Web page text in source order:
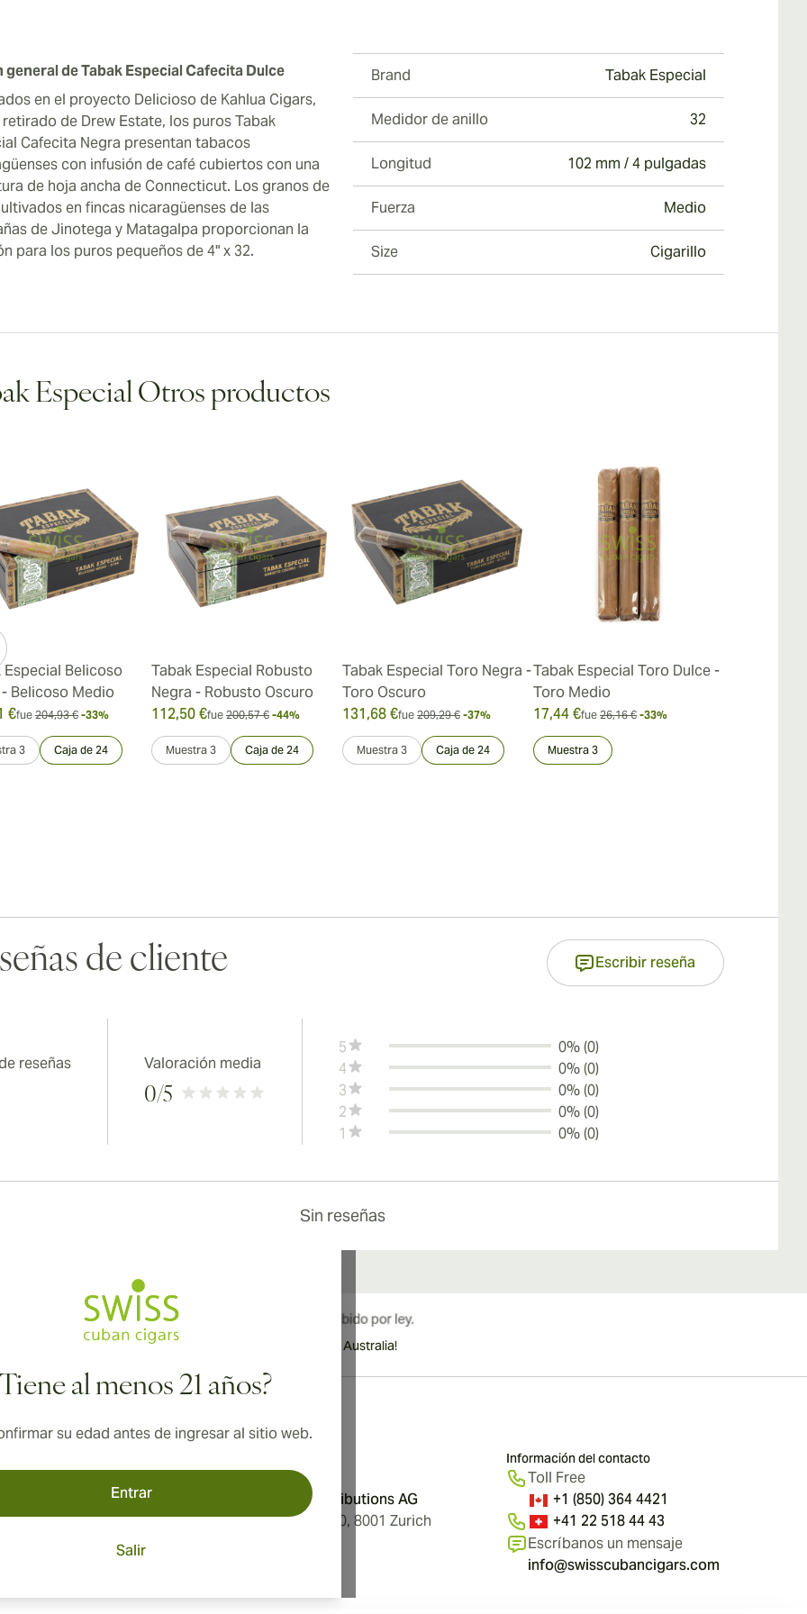
general de Tabak Especial Cafecita Dulce
en el proyecto Delicioso de Kahlua Cigars,
de Drew Estate, los puros Tabak
Cafecita Negra presentan tabacos
con infusión de café cubiertos con una
de hoja ancha de Connecticut. Los granos de
en fincas nicaragüenses de las
de Jinotega y Matagalpa proporcionan la
para los puros pequeños de 4" x 32.
Brand Tabak Especial
Medidor de anillo 32
Longitud 102 mm / 4 pulgadas
Fuerza Medio
Size Cigarillo
Especial Otros productos
Especial Belicoso
Belicoso Medio
€fue 204,93 € -33%
3 Caja de 24
Tabak Especial Robusto
Negra - Robusto Oscuro
112,50 €fue 200,57 € -44%
Muestra 3 Caja de 24
Tabak Especial Toro Negra -
Toro Oscuro
131,68 €fue 209,29 € -37%
Muestra 3 Caja de 24
Tabak Especial Toro Dulce -
Toro Medio
17,44 €fue 26,16 € -33%
Muestra 3
de cliente Escribir reseña
reseñas Valoración media
0/5
5
0% (0)
4
0% (0)
3
0% (0)
2
0% (0)
1
0% (0)
Sin reseñas
al menos 21 años?
su edad antes de ingresar al sitio web.
Entrar
Salir
¡Envío internacional disponible a Canadá, Reino Unido y Australia!
Aromatica Distributions AG
Löwenstrasse 20, 8001 Zurich
de Cookies
Información del contacto
Toll Free
+1 (850) 364 4421
+41 22 518 44 43
Escríbanos un mensaje
info@swisscubancigars.com